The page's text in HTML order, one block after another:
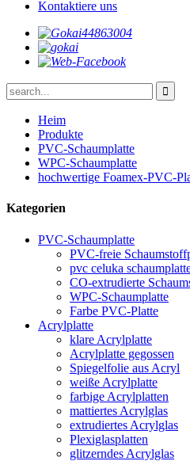
Kontaktiere uns
Heim
Produkte
PVC-Schaumplatte
WPC-Schaumplatte
hochwertige Foamex-PVC-
Kategorien
PVC-Schaumplatte
PVC-freie
pvc celuka
CO-extrudierte
WPC-Schaumplatte
Farbe PVC-Platte
Acrylplatte
klare Acrylplatte
Acrylplatte gegossen
Spiegelfolie aus Acryl
weiße Acrylplatte
farbige Acrylplatten
mattiertes Acrylglas
extrudiertes Acrylglas
Plexiglasplatten
glitzerndes Acrylglas